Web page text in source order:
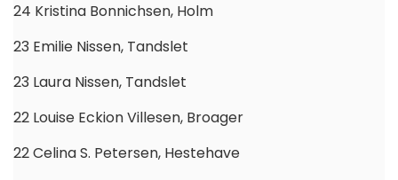
24 Kristina Bonnichsen, Holm
23 Emilie Nissen, Tandslet
23 Laura Nissen, Tandslet
22 Louise Eckion Villesen, Broager
22 Celina S. Petersen, Hestehave